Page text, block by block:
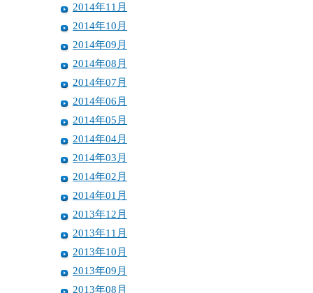
2014年11月
2014年10月
2014年09月
2014年08月
2014年07月
2014年06月
2014年05月
2014年04月
2014年03月
2014年02月
2014年01月
2013年12月
2013年11月
2013年10月
2013年09月
2013年08月